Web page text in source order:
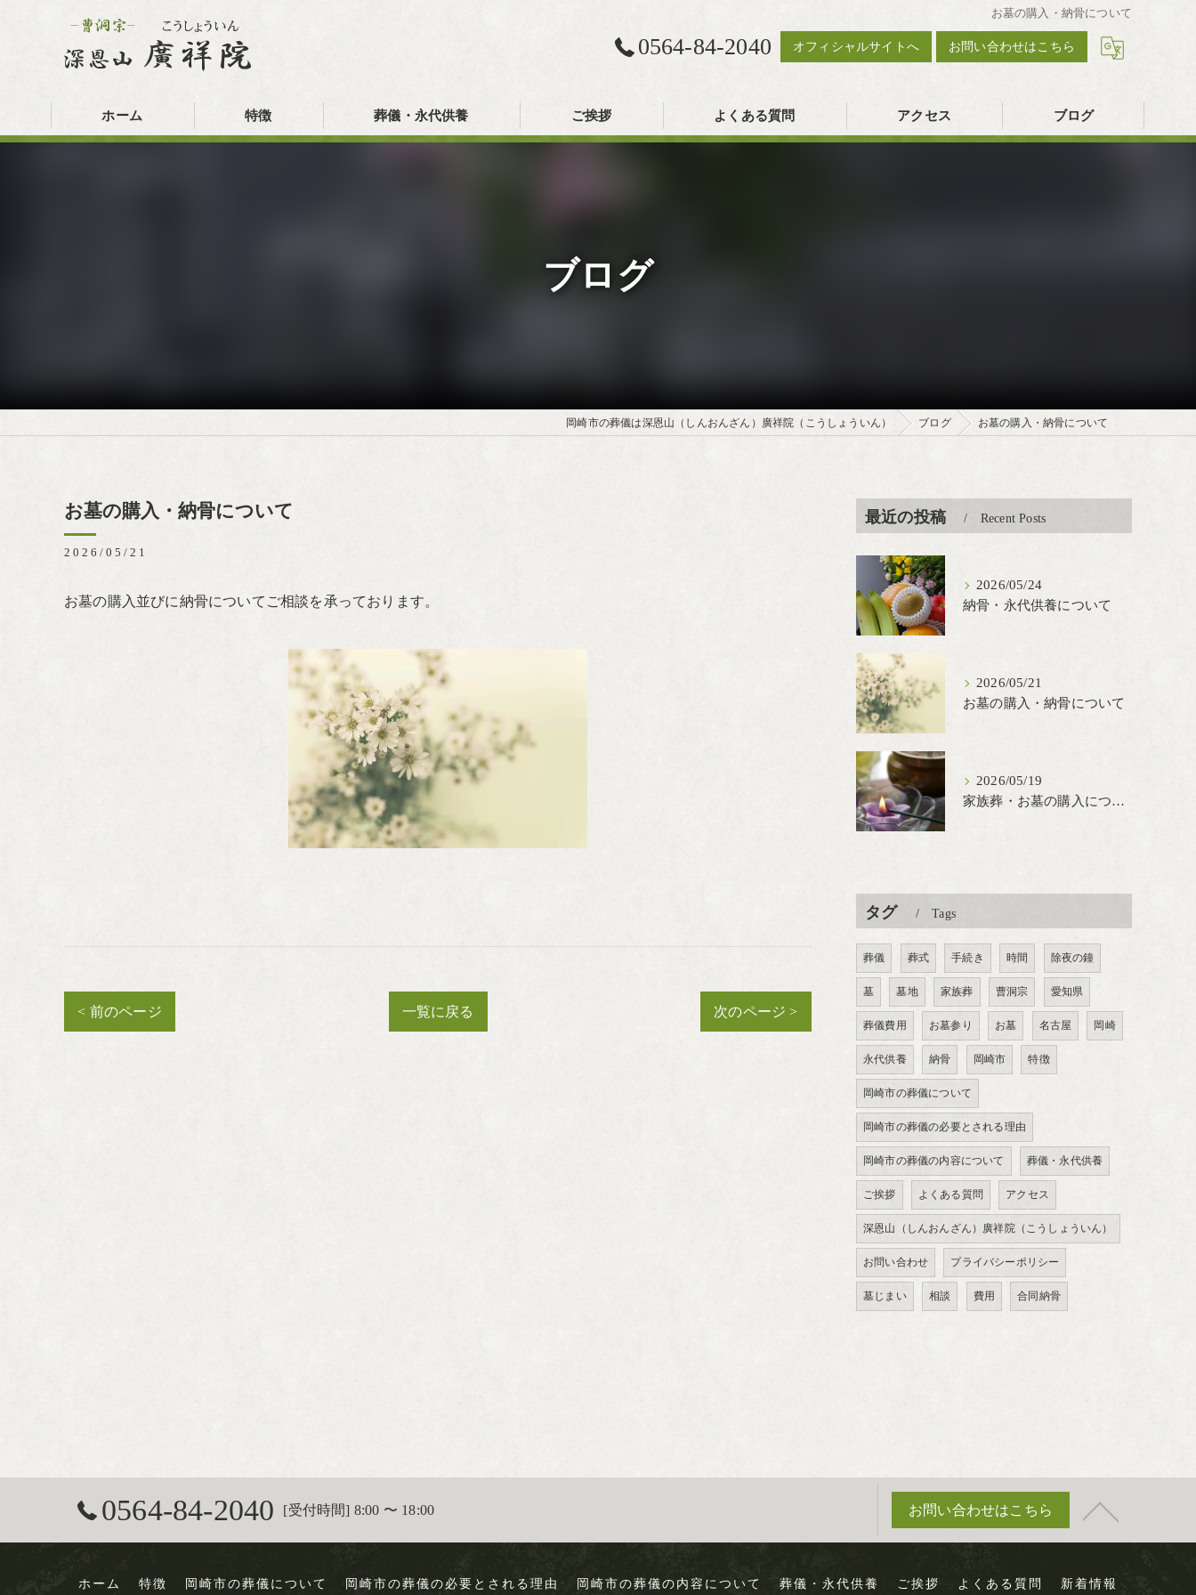
お墓の購入・納骨について
0564-84-2040 オフィシャルサイトへ お問い合わせはこちら
ホーム 特徴 葬儀・永代供養 ご挨拶 よくある質問 アクセス ブログ
ブログ
岡崎市の葬儀は深恩山（しんおんざん）廣祥院（こうしょういん） ブログ お墓の購入・納骨について
お墓の購入・納骨について
2026/05/21
お墓の購入並びに納骨についてご相談を承っております。
< 前のページ 一覧に戻る 次のページ >
最近の投稿 Recent Posts
2026/05/24
納骨・永代供養について
2026/05/21
お墓の購入・納骨について
2026/05/19
家族葬・お墓の購入について
タグ Tags
葬儀 葬式 手続き 時間 除夜の鐘
墓 墓地 家族葬 曹洞宗 愛知県
葬儀費用 お墓参り お墓 名古屋 岡崎
永代供養 納骨 岡崎市 特徴
岡崎市の葬儀について
岡崎市の葬儀の必要とされる理由
岡崎市の葬儀の内容について 葬儀・永代供養
ご挨拶 よくある質問 アクセス
深恩山（しんおんざん）廣祥院（こうしょういん）
お問い合わせ プライバシーポリシー
墓じまい 相談 費用 合同納骨
0564-84-2040 [受付時間] 8:00 〜 18:00 お問い合わせはこちら
ホーム 特徴 岡崎市の葬儀について 岡崎市の葬儀の必要とされる理由 岡崎市の葬儀の内容について 葬儀・永代供養 ご挨拶 よくある質問 新着情報